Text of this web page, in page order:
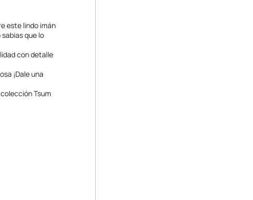
este lindo imán
que lo
con detalle
¡Dale una
Tsum